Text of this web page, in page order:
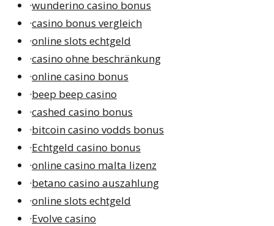
·wunderino casino bonus
·casino bonus vergleich
·online slots echtgeld
·casino ohne beschränkung
·online casino bonus
·beep beep casino
·cashed casino bonus
·bitcoin casino vodds bonus
·Echtgeld casino bonus
·online casino malta lizenz
·betano casino auszahlung
·online slots echtgeld
·Evolve casino